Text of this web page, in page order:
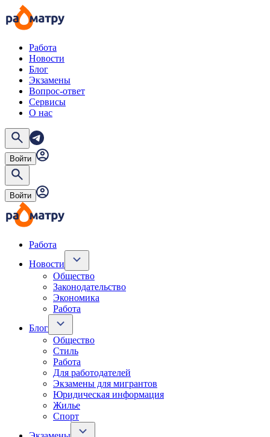
Работа
Новости
Блог
Экзамены
Вопрос-ответ
Сервисы
О нас
Войти
Войти
Работа
Новости
Общество
Законодательство
Экономика
Работа
Блог
Общество
Стиль
Работа
Для работодателей
Экзамены для мигрантов
Юридическая информация
Жилье
Спорт